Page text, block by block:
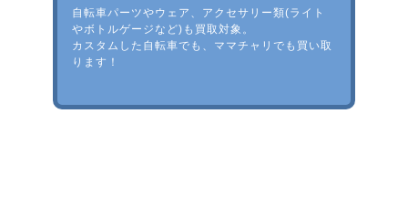
自転車パーツやウェア、アクセサリー類(ライト
やボトルゲージなど)も買取対象。
カスタムした自転車でも、ママチャリでも買い取
ります！